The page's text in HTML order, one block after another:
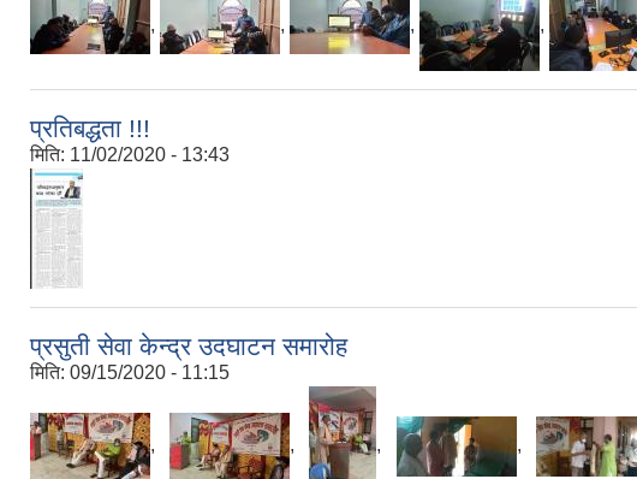
, , , ,
प्रतिबद्धता !!!
मिति: 11/02/2020 - 13:43
प्रसुती सेवा केन्द्र उदघाटन समारोह
मिति: 09/15/2020 - 11:15
, , , ,